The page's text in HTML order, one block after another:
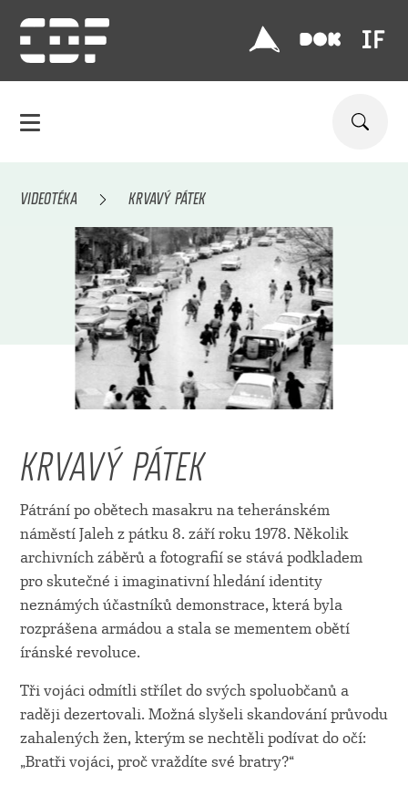
VIDEOTÉKA KRVAVÝ PÁTEK
KRVAVÝ PÁTEK
Pátrání po obětech masakru na teheránském
náměstí Jaleh z pátku 8. září roku 1978. Několik
archivních záběrů a fotografií se stává podkladem
pro skutečné i imaginativní hledání identity
neznámých účastníků demonstrace, která byla
rozprášena armádou a stala se mementem obětí
íránské revoluce.
Tři vojáci odmítli střílet do svých spoluobčanů a
raději dezertovali. Možná slyšeli skandování průvodu
zahalených žen, kterým se nechtěli podívat do očí:
„Bratři vojáci, proč vraždíte své bratry?“